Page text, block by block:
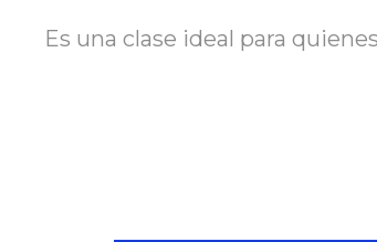
Es una clase ideal para